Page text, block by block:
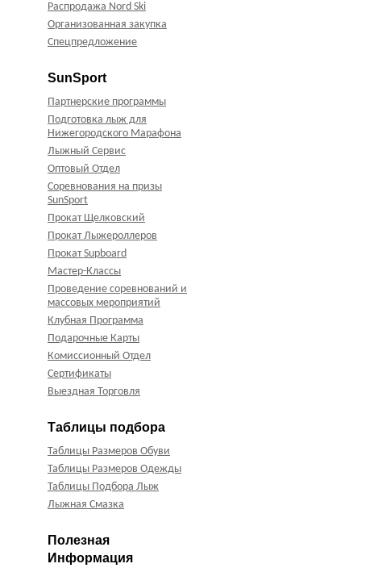
Распродажа Nord Ski
Организованная закупка
Спецпредложение
SunSport
Партнерские программы
Подготовка лыж для
Нижегородского Марафона
Лыжный Сервис
Оптовый Отдел
Соревнования на призы
SunSport
Прокат Щелковский
Прокат Лыжероллеров
Прокат Supboard
Мастер-Классы
Проведение соревнований и
массовых мероприятий
Клубная Программа
Подарочные Карты
Комиссионный Отдел
Сертификаты
Выездная Торговля
Таблицы подбора
Таблицы Размеров Обуви
Таблицы Размеров Одежды
Таблицы Подбора Лыж
Лыжная Смазка
Полезная
Информация